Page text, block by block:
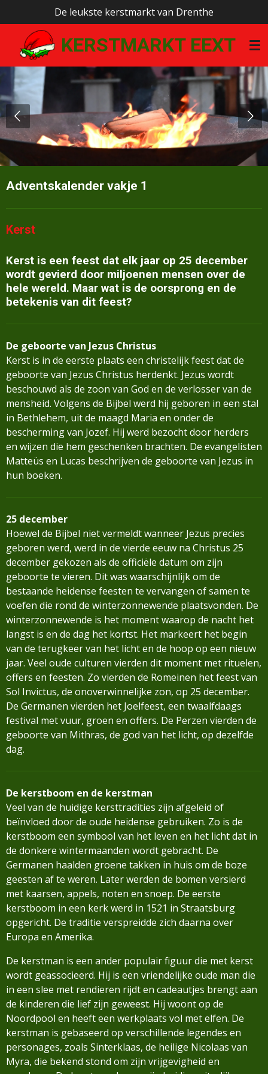
direct
naar
hoofdinhoud
KERSTMARKT EEXT
De leukste kerstmarkt van Drenthe
Adventskalender vakje 1
Kerst
Kerst is een feest dat elk jaar op 25 december
wordt gevierd door miljoenen mensen over de
hele wereld. Maar wat is de oorsprong en de
betekenis van dit feest?
De geboorte van Jezus Christus
Kerst is in de eerste plaats een christelijk feest dat de
geboorte van Jezus Christus herdenkt. Jezus wordt
beschouwd als de zoon van God en de verlosser van de
mensheid. Volgens de Bijbel werd hij geboren in een stal
in Bethlehem, uit de maagd Maria en onder de
bescherming van Jozef. Hij werd bezocht door herders
en wijzen die hem geschenken brachten. De evangelisten
Matteüs en Lucas beschrijven de geboorte van Jezus in
hun boeken.
25 december
Hoewel de Bijbel niet vermeldt wanneer Jezus precies
geboren werd, werd in de vierde eeuw na Christus 25
december gekozen als de officiële datum om zijn
geboorte te vieren. Dit was waarschijnlijk om de
bestaande heidense feesten te vervangen of samen te
voefen die rond de winterzonnewende plaatsvonden. De
winterzonnewende is het moment waarop de nacht het
langst is en de dag het kortst. Het markeert het begin
van de terugkeer van het licht en de hoop op een nieuw
jaar. Veel oude culturen vierden dit moment met rituelen,
offers en feesten. Zo vierden de Romeinen het feest van
Sol Invictus, de onoverwinnelijke zon, op 25 december.
De Germanen vierden het Joelfeest, een twaalfdaags
festival met vuur, groen en offers. De Perzen vierden de
geboorte van Mithras, de god van het licht, op dezelfde
dag.
De kerstboom en de kerstman
Veel van de huidige kersttradities zijn afgeleid of
beïnvloed door de oude heidense gebruiken. Zo is de
kerstboom een symbool van het leven en het licht dat in
de donkere wintermaanden wordt gebracht. De
Germanen haalden groene takken in huis om de boze
geesten af te weren. Later werden de bomen versierd
met kaarsen, appels, noten en snoep. De eerste
kerstboom in een kerk werd in 1521 in Straatsburg
opgericht. De traditie verspreidde zich daarna over
Europa en Amerika.
De kerstman is een ander populair figuur die met kerst
wordt geassocieerd. Hij is een vriendelijke oude man die
in een slee met rendieren rijdt en cadeautjes brengt aan
de kinderen die lief zijn geweest. Hij woont op de
Noordpool en heeft een werkplaats vol met elfen. De
kerstman is gebaseerd op verschillende legendes en
personages, zoals Sinterklaas, de heilige Nicolaas van
Myra, die bekend stond om zijn vrijgevigheid en